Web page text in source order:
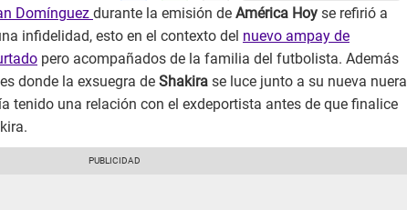
Domínguez durante la emisión de América Hoy se refirió a
infidelidad, esto en el contexto del nuevo ampay de
pero acompañados de la familia del futbolista. Además
donde la exsuegra de Shakira se luce junto a su nueva nuera
tenido una relación con el exdeportista antes de que finalice